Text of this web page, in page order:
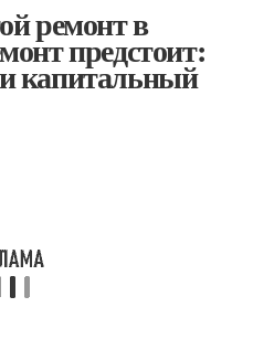
ремонт в
предстоит:
капитальный